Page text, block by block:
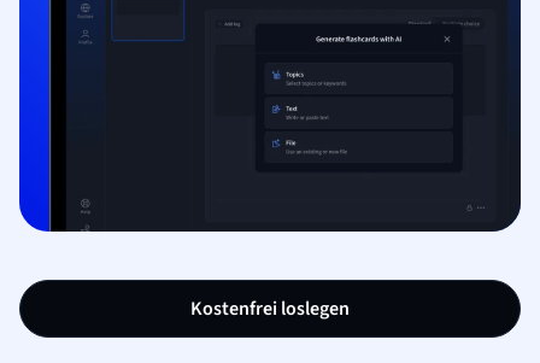
Kostenfrei loslegen